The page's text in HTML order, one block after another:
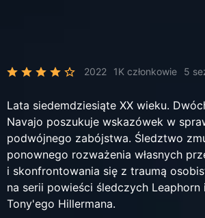
2022 1K członkowie 5
Lata siedemdziesiąte XX wieku.
Navajo poszukuje wskazówek w
podwójnego zabójstwa. Śledztwo
ponownego rozważenia własnych
i skonfrontowania się z traumą
na serii powieści śledczych Leaphorn
Tony'ego Hillermana.